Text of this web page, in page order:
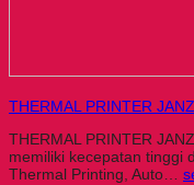
THERMAL PRINTER
THERMAL PRINTER
memiliki kecepatan tinggi
Thermal Printing, Auto…